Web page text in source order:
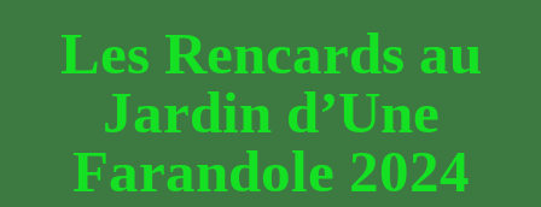
Les Rencards au
Jardin d’Une
Farandole 2024